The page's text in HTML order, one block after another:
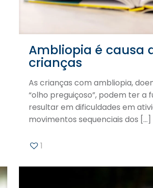
Ambliopia é causa
crianças
As crianças com ambliopia,
“olho preguiçoso”, podem ter a
resultar em dificuldades em
movimentos sequenciais dos […]
1